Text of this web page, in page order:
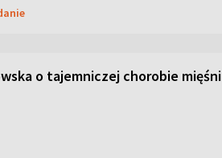
o tajemniczej chorobie mięśni